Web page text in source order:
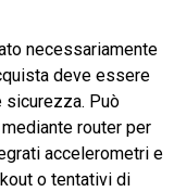
necessariamente
deve essere
Può
router per
accelerometri e
o tentativi di